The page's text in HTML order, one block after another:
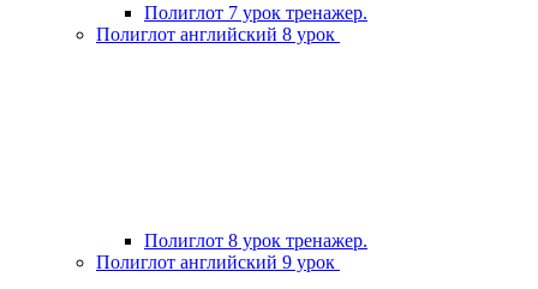
Полиглот 7 урок тренажер.
Полиглот английский 8 урок
Полиглот 8 урок тренажер.
Полиглот английский 9 урок